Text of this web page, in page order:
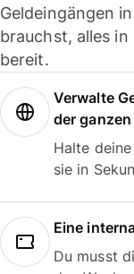
Geldeingängen
brauchst, alles
bereit.
Verwalte
der ganzen
Halte
sie in
Eine
Du musst